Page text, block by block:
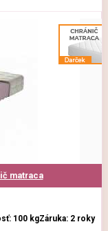
matraca
100 kgZáruka: 2 roky